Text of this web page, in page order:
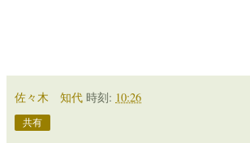
佐々木 知代 時刻: 10:26
共有